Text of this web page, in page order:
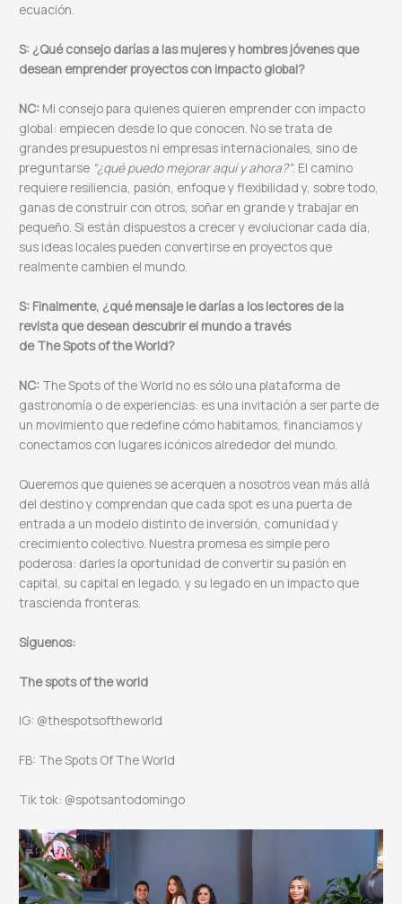
ecuación.
S: ¿Qué consejo darías a las mujeres y hombres jóvenes que
desean emprender proyectos con impacto global?
NC: Mi consejo para quienes quieren emprender con impacto
global: empiecen desde lo que conocen. No se trata de
grandes presupuestos ni empresas internacionales, sino de
preguntarse “¿qué puedo mejorar aquí y ahora?”. El camino
requiere resiliencia, pasión, enfoque y flexibilidad y, sobre todo,
ganas de construir con otros, soñar en grande y trabajar en
pequeño. Si están dispuestos a crecer y evolucionar cada día,
sus ideas locales pueden convertirse en proyectos que
realmente cambien el mundo.
S: Finalmente, ¿qué mensaje le darías a los lectores de la
revista que desean descubrir el mundo a través
de The Spots of the World?
NC: The Spots of the World no es sólo una plataforma de
gastronomía o de experiencias: es una invitación a ser parte de
un movimiento que redefine cómo habitamos, financiamos y
conectamos con lugares icónicos alrededor del mundo.
Queremos que quienes se acerquen a nosotros vean más allá
del destino y comprendan que cada spot es una puerta de
entrada a un modelo distinto de inversión, comunidad y
crecimiento colectivo. Nuestra promesa es simple pero
poderosa: darles la oportunidad de convertir su pasión en
capital, su capital en legado, y su legado en un impacto que
trascienda fronteras.
Síguenos:
The spots of the world
IG: @thespotsoftheworld
FB: The Spots Of The World
Tik tok: @spotsantodomingo